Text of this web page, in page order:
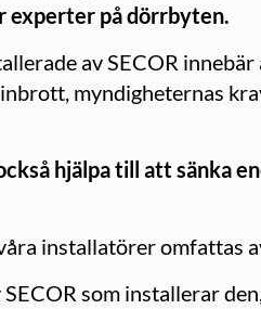
experter på dörrbyten.
av SECOR
myndigheternas
hjälpa till att sänka
installatörer omfattas
som installerar